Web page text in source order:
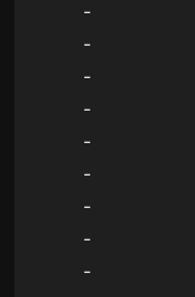
-
-
-
-
-
-
-
-
-